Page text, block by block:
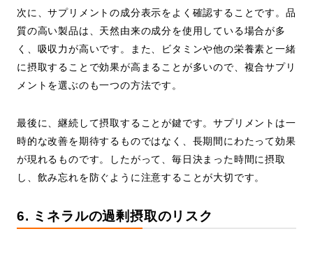
次に、サプリメントの成分表示をよく確認することです。品
質の高い製品は、天然由来の成分を使用している場合が多
く、吸収力が高いです。また、ビタミンや他の栄養素と一緒
に摂取することで効果が高まることが多いので、複合サプリ
メントを選ぶのも一つの方法です。
最後に、継続して摂取することが鍵です。サプリメントは一
時的な改善を期待するものではなく、長期間にわたって効果
が現れるものです。したがって、毎日決まった時間に摂取
し、飲み忘れを防ぐように注意することが大切です。
6. ミネラルの過剰摂取のリスク